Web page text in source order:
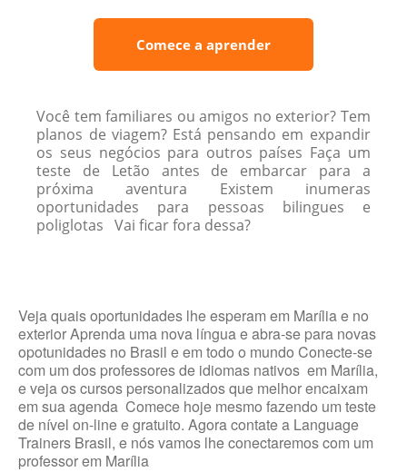
Comece a aprender
Você tem familiares ou amigos no exterior? Tem
planos de viagem? Está pensando em expandir
os seus negócios para outros países Faça um
teste de Letão antes de embarcar para a
próxima aventura Existem inumeras
oportunidades para pessoas bilingues e
poliglotas Vai ficar fora dessa?
Veja quais oportunidades lhe esperam em Marília e no
exterior Aprenda uma nova língua e abra-se para novas
opotunidades no Brasil e em todo o mundo Conecte-se
com um dos professores de idiomas nativos em Marília,
e veja os cursos personalizados que melhor encaixam
em sua agenda Comece hoje mesmo fazendo um teste
de nível on-line e gratuito. Agora contate a Language
Trainers Brasil, e nós vamos lhe conectaremos com um
professor em Marília